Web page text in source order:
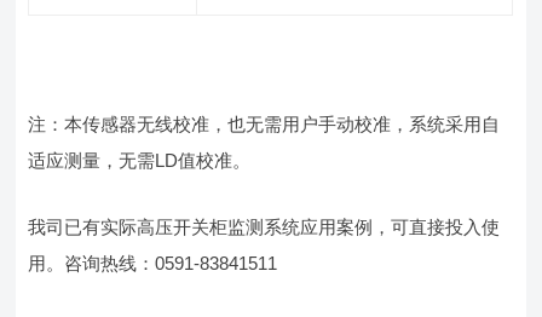
注：本传感器无线校准，也无需用户手动校准，系统采用自
适应测量，无需LD值校准。
我司已有实际高压开关柜监测系统应用案例，可直接投入使
用。咨询热线：0591-83841511